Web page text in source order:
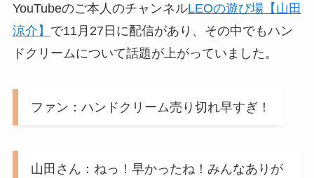
YouTubeのご本人のチャンネルLEOの遊び場【山田
涼介】 で11月27日に配信があり、その中でもハン
ドクリームについて話題が上がっていました。
ファン：ハンドクリーム売り切れ早すぎ！
山田さん：ねっ！早かったね！みんなありが